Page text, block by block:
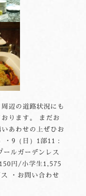
辺の道路状況にも
ります。 まだお
あわせの上ぜひお
9（日）1部11：
ルガーデンレス
円/小学生1,575
・お問い合わせ